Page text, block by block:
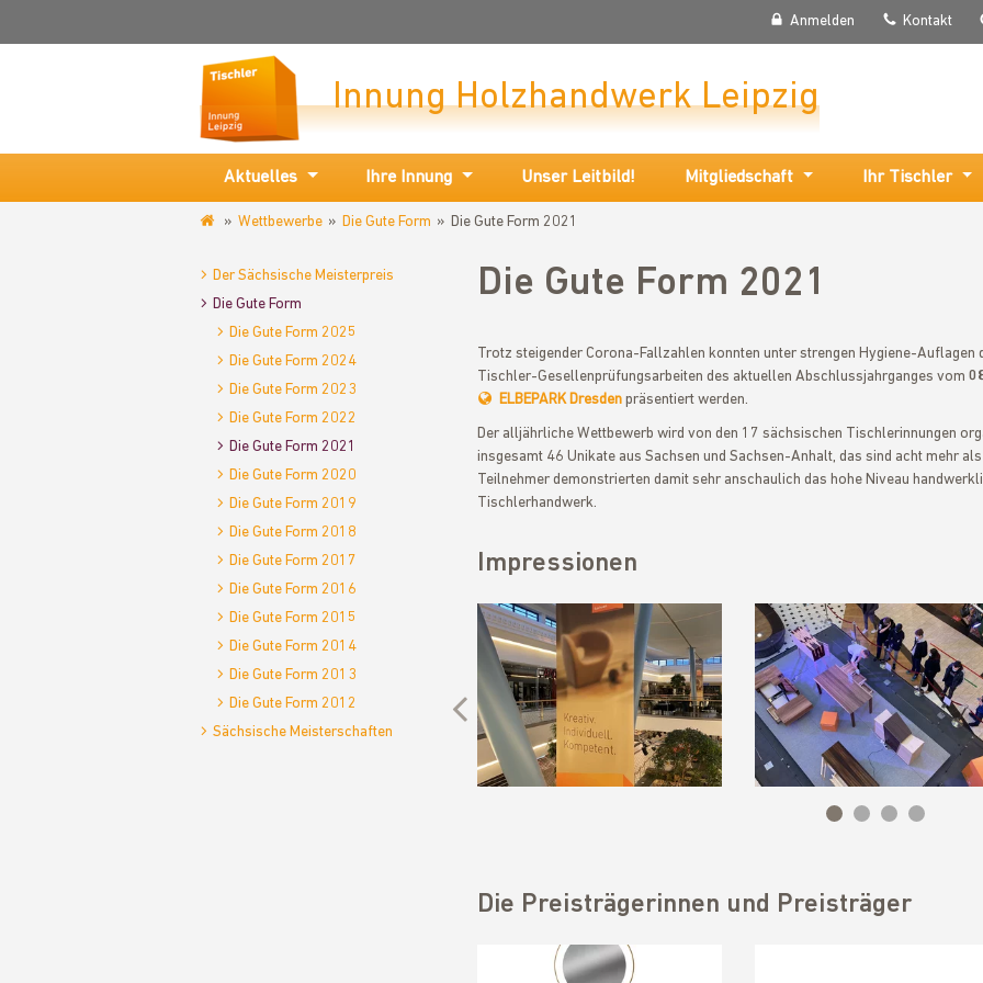
Innung Holzhandwerk Leipzig
Anmelden Kontakt
Aktuelles Ihre Innung Unser Leitbild! Mitgliedschaft Ihr Tischler
leipzig.de
Wettbewerbe Die Gute Form Die Gute Form 2021
Der Sächsische Meisterpreis
Die Gute Form
Die Gute Form 2025
Die Gute Form 2024
Die Gute Form 2023
Die Gute Form 2022
Die Gute Form 2021
Die Gute Form 2020
Die Gute Form 2019
Die Gute Form 2018
Die Gute Form 2017
Die Gute Form 2016
Die Gute Form 2015
Die Gute Form 2014
Die Gute Form 2013
Die Gute Form 2012
Sächsische Meisterschaften
Die Gute Form 2021
Trotz steigender Corona-Fallzahlen konnten unter strengen Hygiene-Auflagen
Tischler-Gesellenprüfungsarbeiten des aktuellen Abschlussjahrganges vom
ELBEPARK Dresdenpräsentiert werden.
Der alljährliche Wettbewerb wird von den 17 sächsischen Tischlerinnungen
insgesamt 46 Unikate aus Sachsen und Sachsen-Anhalt, das sind acht mehr
Teilnehmer demonstrierten damit sehr anschaulich das hohe Niveau
Tischlerhandwerk.
Impressionen
Previous
Die Preisträgerinnen und Preisträger